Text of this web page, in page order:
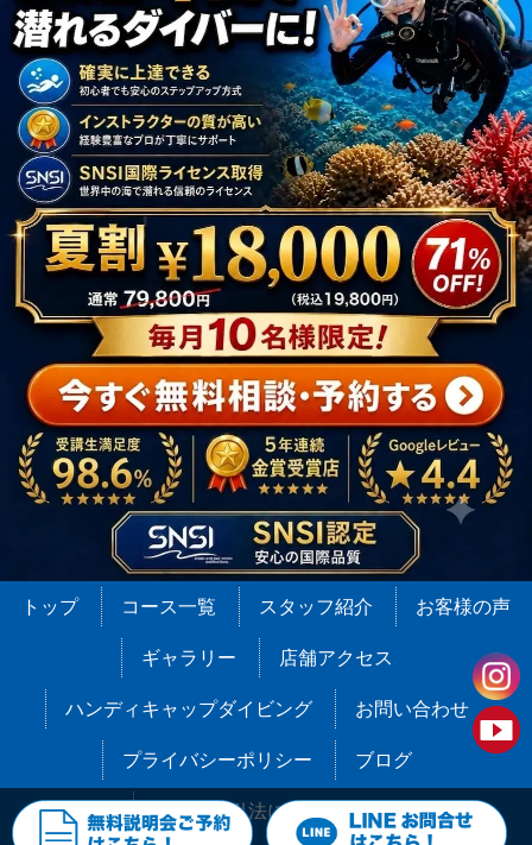
トップ コース一覧 スタッフ紹介 お客様の声
ギャラリー 店舗アクセス
ハンディキャップダイビング お問い合わせ
プライバシーポリシー ブログ
特定商取引法に基づく表記